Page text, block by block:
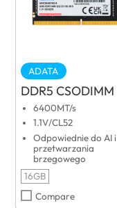
ADATA
DDR5 CSODIMM
6400MT/s
1.1V/CL52
Odpowiednie do AI i
przetwarzania
brzegowego
16GB
Compare